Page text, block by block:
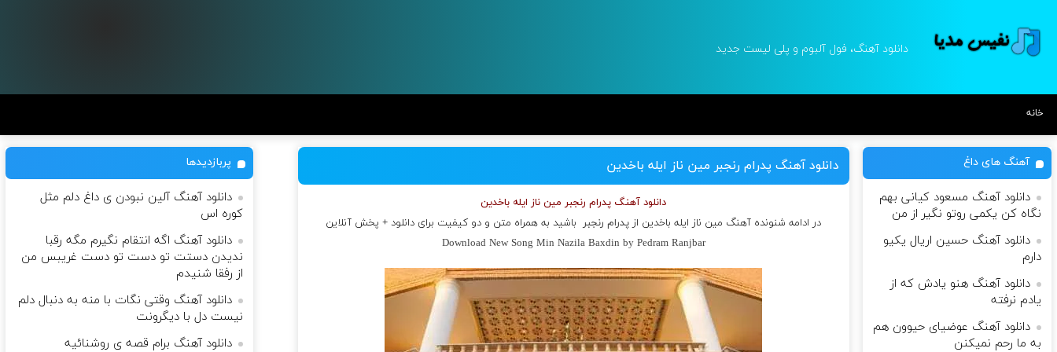
دانلود آهنگ، فول آلبوم و پلی لیست جدید
خانه
دانلود آهنگ پدرام رنجبر مین ناز ایله باخدین
دانلود آهنگ پدرام رنجبر مین ناز ایله باخدین
در ادامه شنونده آهنگ مین ناز ایله باخدین از پدرام رنجبر
باشید به همراه متن و دو کیفیت برای دانلود + پخش آنلاین
Download New Song Min Nazila Baxdin by Pedram Ranjbar
آهنگ های داغ
دانلود آهنگ مسعود کیانی بهم
نگاه کن یکمی روتو نگیر از من
دانلود آهنگ حسین اریال یکیو
دارم
دانلود آهنگ هنو یادش که از
یادم نرفته
دانلود آهنگ عوضیای حیوون هم
به ما رحم نمیکنن
پربازدیدها
دانلود آهنگ آلین نبودن ی داغ دلم مثل
کوره اس
دانلود آهنگ اگه انتقام نگیرم مگه رقبا
ندیدن دستت تو دست تو دست غریبس من
از رفقا شنیدم
دانلود آهنگ وقتی نگات با منه به دنبال دلم
نیست دل با دیگرونت
دانلود آهنگ برام قصه ی روشنائیه